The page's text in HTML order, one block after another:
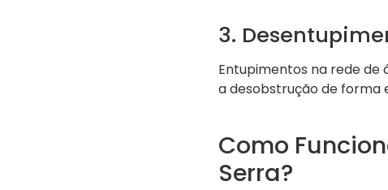
3.
Entupimentos na rede de
a desobstrução de forma
Como
Serra?